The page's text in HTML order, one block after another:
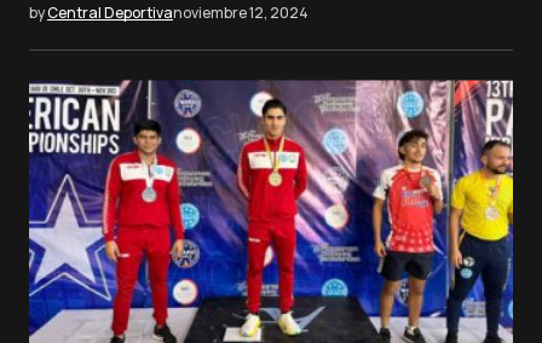
byCentral Deportivanoviembre 12, 2024